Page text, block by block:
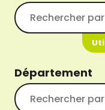
Département